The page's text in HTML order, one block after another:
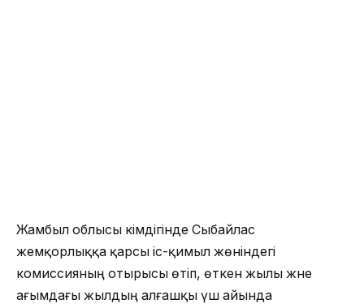
Жамбыл облысы әкімдігінде Сыбайлас
жемқорлыққа қарсы іс-қимыл жөніндегі
комиссияның отырысы өтіп, өткен жылы және
ағымдағы жылдың алғашқы үш айында